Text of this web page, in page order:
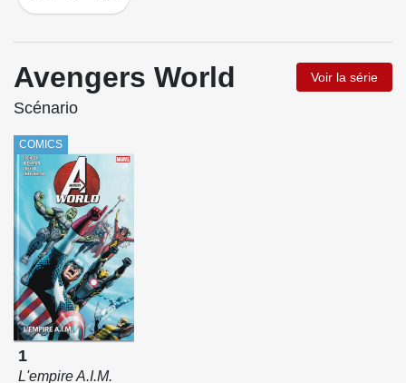
Avengers World Voir la série
Scénario
COMICS
1
L'empire A.I.M.